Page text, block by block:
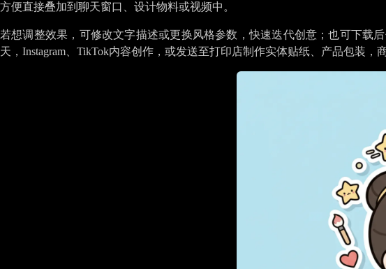
方便直接叠加到聊天窗口、设计物料或视频中。
若想调整效果，可修改文字描述或更换风格参数，快速迭代创意；也可下载
天，Instagram、TikTok内容创作，或发送至打印店制作实体贴纸、产品包装，